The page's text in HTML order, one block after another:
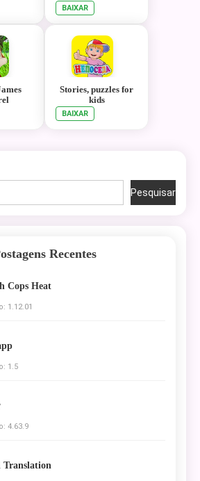
BAIXAR
Stories, puzzles for
kids
BAIXAR
Pesquisar
Recentes
Cops Heat
1.12.01
1.5
4.63.9
Translation